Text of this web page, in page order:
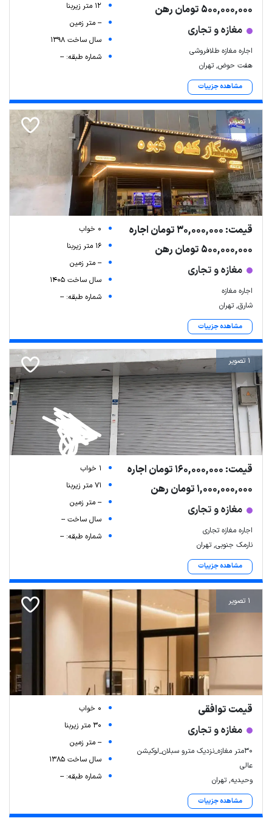
500,000,000 تومان رهن
مغازه و تجاری
اجاره مغازه طلافروشی
هفت حوض, تهران
مشاهده جزییات
12 متر زیربنا
-- متر زمین
سال ساخت 1398
شماره طبقه: --
1 تصویر
قیمت: 30,000,000 تومان اجاره
500,000,000 تومان رهن
مغازه و تجاری
اجاره مغازه
شارق, تهران
مشاهده جزییات
0 خواب
16 متر زیربنا
-- متر زمین
سال ساخت 1405
شماره طبقه: --
1 تصویر
قیمت: 160,000,000 تومان اجاره
1,000,000,000 تومان رهن
مغازه و تجاری
اجاره مغازه تجاری
نارمک جنوبی, تهران
مشاهده جزییات
1 خواب
71 متر زیربنا
-- متر زمین
سال ساخت --
شماره طبقه: --
1 تصویر
قیمت توافقی
مغازه و تجاری
۳۰متر مغازه_نزدیک مترو سبلان_لوکیشن
عالی
وحیدیه, تهران
مشاهده جزییات
0 خواب
30 متر زیربنا
-- متر زمین
سال ساخت 1385
شماره طبقه: --